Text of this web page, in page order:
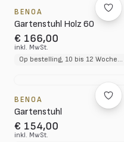
BENOA
Gartenstuhl Holz 60
€ 166,00
inkl. MwSt.
Op bestelling, 10 bis 12 Wochen Lieferzeit
BENOA
Gartenstuhl
€ 154,00
inkl. MwSt.